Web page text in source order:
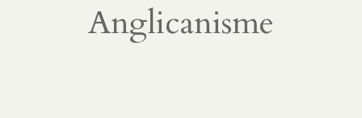
Anglicanisme